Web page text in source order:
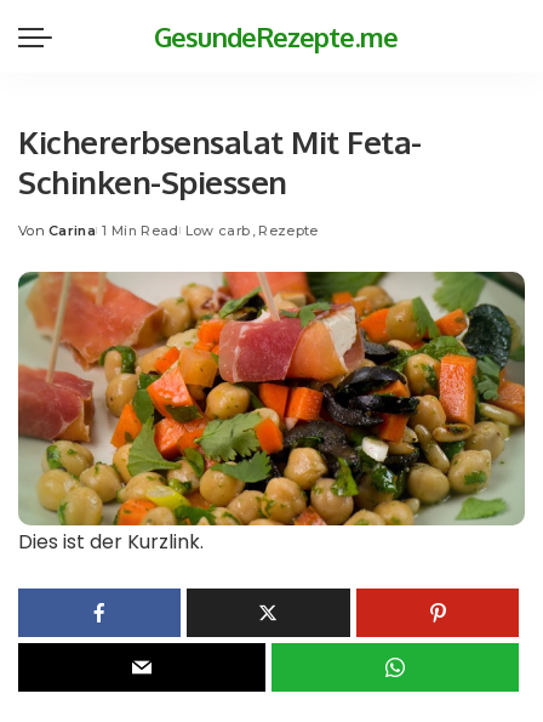
GesundeRezepte.me
Kichererbsensalat Mit Feta-
Schinken-Spiessen
Posted
Von Carina 1 Min Read Low carb Rezepte
Dies ist der Kurzlink.